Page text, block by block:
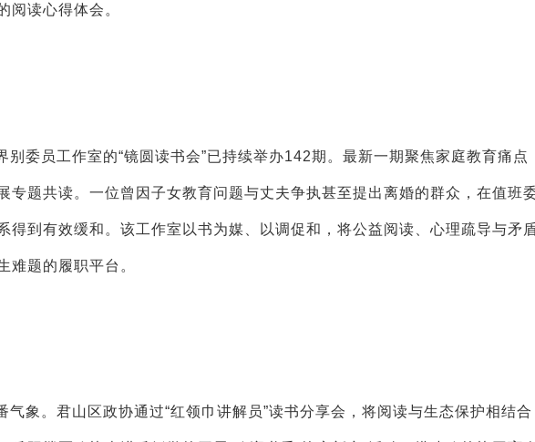
阅读心得体会。
别委员工作室的“镜圆读书会”已持续举办142期。最新一期聚焦家庭教育痛点
专题共读。一位曾因子女教育问题与丈夫争执甚至提出离婚的群众，在值班
得到有效缓和。该工作室以书为媒、以调促和，将公益阅读、心理疏导与矛
难题的履职平台。
气象。君山区政协通过“红领巾讲解员”读书分享会，将阅读与生态保护相结合